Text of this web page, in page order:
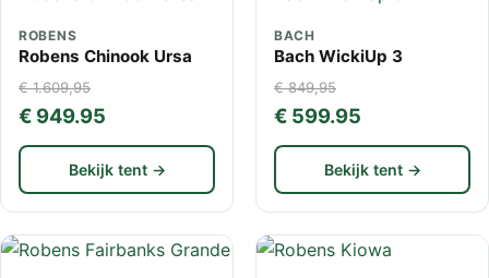
ROBENS
Robens Chinook Ursa
€ 1.609,95
€ 949.95
Bekijk tent →
BACH
Bach WickiUp 3
€ 849,95
€ 599.95
Bekijk tent →